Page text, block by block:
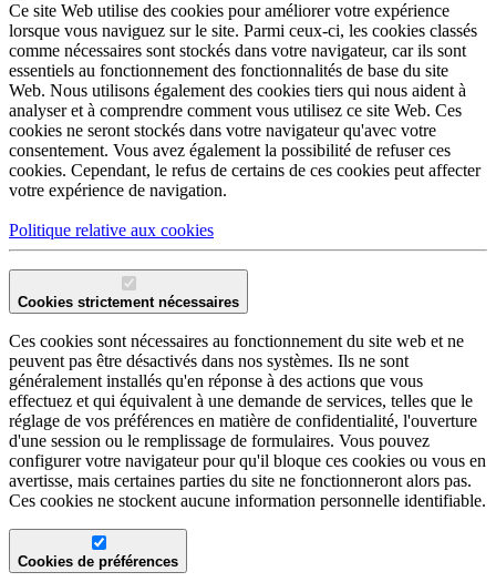
Ce site Web utilise des cookies pour améliorer votre expérience
lorsque vous naviguez sur le site. Parmi ceux-ci, les cookies classés
comme nécessaires sont stockés dans votre navigateur, car ils sont
essentiels au fonctionnement des fonctionnalités de base du site
Web. Nous utilisons également des cookies tiers qui nous aident à
analyser et à comprendre comment vous utilisez ce site Web. Ces
cookies ne seront stockés dans votre navigateur qu'avec votre
consentement. Vous avez également la possibilité de refuser ces
cookies. Cependant, le refus de certains de ces cookies peut affecter
votre expérience de navigation.
Politique relative aux cookies
Cookies strictement nécessaires
Ces cookies sont nécessaires au fonctionnement du site web et ne
peuvent pas être désactivés dans nos systèmes. Ils ne sont
généralement installés qu'en réponse à des actions que vous
effectuez et qui équivalent à une demande de services, telles que le
réglage de vos préférences en matière de confidentialité, l'ouverture
d'une session ou le remplissage de formulaires. Vous pouvez
configurer votre navigateur pour qu'il bloque ces cookies ou vous en
avertisse, mais certaines parties du site ne fonctionneront alors pas.
Ces cookies ne stockent aucune information personnelle identifiable.
Cookies de préférences